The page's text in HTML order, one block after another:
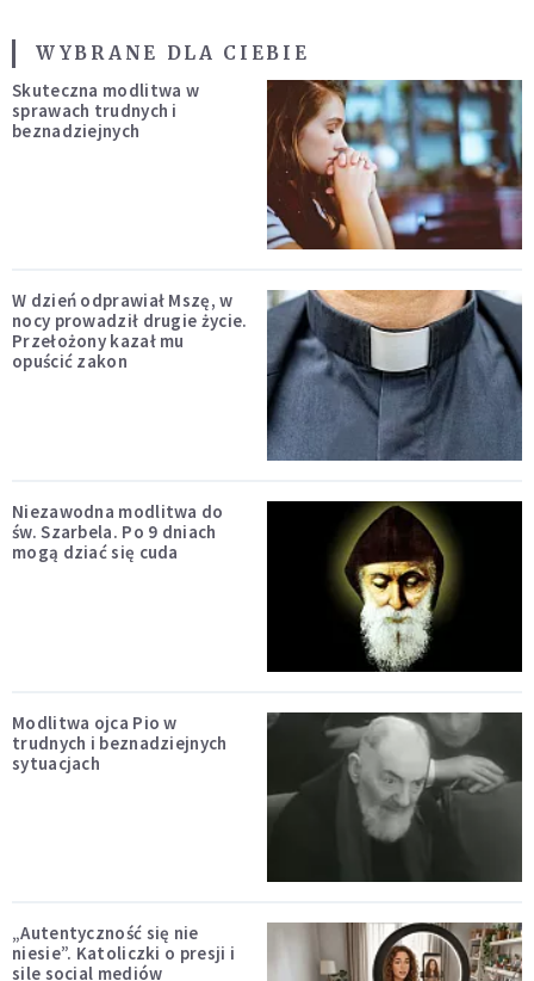
WYBRANE DLA CIEBIE
Skuteczna modlitwa w
sprawach trudnych i
beznadziejnych
W dzień odprawiał Mszę, w
nocy prowadził drugie życie.
Przełożony kazał mu
opuścić zakon
Niezawodna modlitwa do
św. Szarbela. Po 9 dniach
mogą dziać się cuda
Modlitwa ojca Pio w
trudnych i beznadziejnych
sytuacjach
„Autentyczność się nie
niesie”. Katoliczki o presji i
sile social mediów